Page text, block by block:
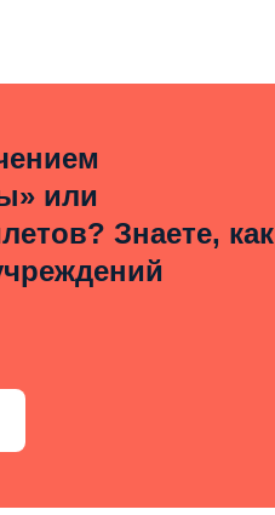
или
Знаете, как